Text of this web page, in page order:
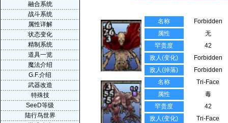
名称
Forbidden
属性
无
罕贵度
42
敌人(变化)
Forbidden
敌人(掉落)
Forbidden
名称
Tri-Face
属性
毒
罕贵度
42
敌人(变化)
Tri-Face
融合系统
战斗系统
属性详解
状态变化
精制系统
道具一览
魔法介绍
G.F.介绍
武器改造
特殊技
SeeD等级
陆行鸟世界